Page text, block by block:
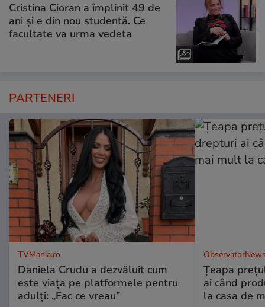
Cristina Cioran a împlinit 49 de
ani și e din nou studentă. Ce
facultate va urma vedeta
PARTENERI
TVMania.ro
Daniela Crudu a dezvăluit cum
este viața pe platformele pentru
adulți: „Fac ce vreau”
Țeapa
ai când
la casa de